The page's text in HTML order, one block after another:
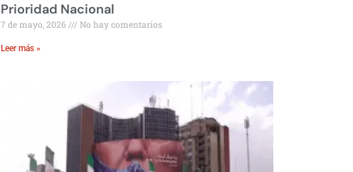
Prioridad Nacional
7 de mayo, 2026 No hay comentarios
Leer más »